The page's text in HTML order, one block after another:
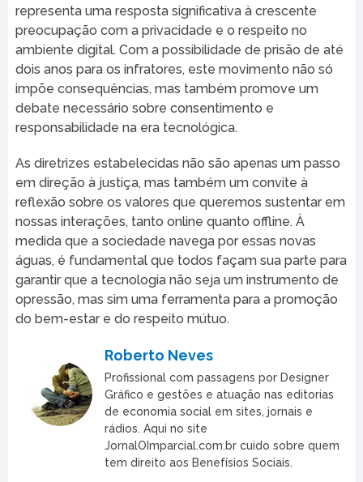
representa uma resposta significativa à crescente
preocupação com a privacidade e o respeito no
ambiente digital. Com a possibilidade de prisão de até
dois anos para os infratores, este movimento não só
impõe consequências, mas também promove um
debate necessário sobre consentimento e
responsabilidade na era tecnológica.
As diretrizes estabelecidas não são apenas um passo
em direção à justiça, mas também um convite à
reflexão sobre os valores que queremos sustentar em
nossas interações, tanto online quanto offline. À
medida que a sociedade navega por essas novas
águas, é fundamental que todos façam sua parte para
garantir que a tecnologia não seja um instrumento de
opressão, mas sim uma ferramenta para a promoção
do bem-estar e do respeito mútuo.
Roberto Neves
Profissional com passagens por Designer
Gráfico e gestões e atuação nas editorias
de economia social em sites, jornais e
rádios. Aqui no site
JornalOImparcial.com.br cuido sobre quem
tem direito aos Benefísios Sociais.